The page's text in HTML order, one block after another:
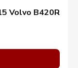
Volvo B420R